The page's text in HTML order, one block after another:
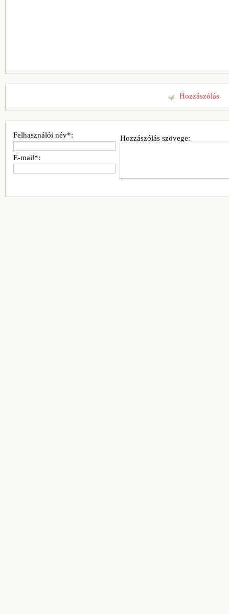
Hozzászólás
Hozzászólás szövege:
Felhasználói név*:
E-mail*: